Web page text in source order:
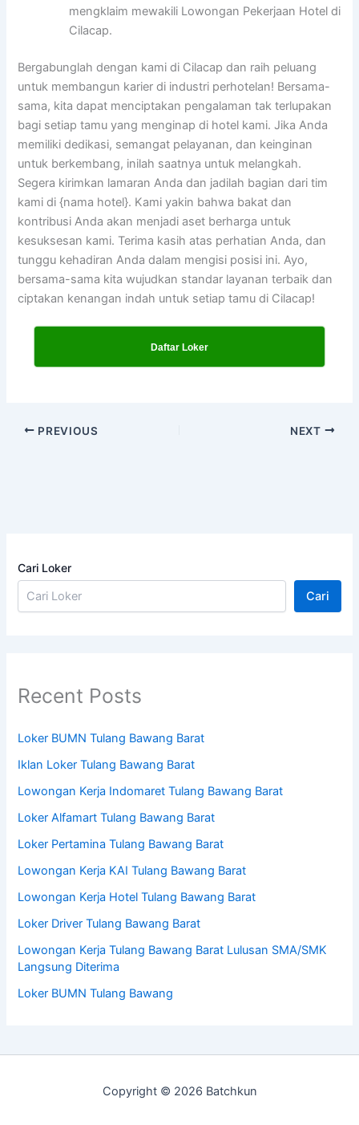
mengklaim mewakili Lowongan Pekerjaan Hotel di
Cilacap.
Bergabunglah dengan kami di Cilacap dan raih peluang
untuk membangun karier di industri perhotelan! Bersama-
sama, kita dapat menciptakan pengalaman tak terlupakan
bagi setiap tamu yang menginap di hotel kami. Jika Anda
memiliki dedikasi, semangat pelayanan, dan keinginan
untuk berkembang, inilah saatnya untuk melangkah.
Segera kirimkan lamaran Anda dan jadilah bagian dari tim
kami di {nama hotel}. Kami yakin bahwa bakat dan
kontribusi Anda akan menjadi aset berharga untuk
kesuksesan kami. Terima kasih atas perhatian Anda, dan
tunggu kehadiran Anda dalam mengisi posisi ini. Ayo,
bersama-sama kita wujudkan standar layanan terbaik dan
ciptakan kenangan indah untuk setiap tamu di Cilacap!
Daftar Loker
PREVIOUS NEXT
Cari Loker
Cari
Recent Posts
Loker BUMN Tulang Bawang Barat
Iklan Loker Tulang Bawang Barat
Lowongan Kerja Indomaret Tulang Bawang Barat
Loker Alfamart Tulang Bawang Barat
Loker Pertamina Tulang Bawang Barat
Lowongan Kerja KAI Tulang Bawang Barat
Lowongan Kerja Hotel Tulang Bawang Barat
Loker Driver Tulang Bawang Barat
Lowongan Kerja Tulang Bawang Barat Lulusan SMA/SMK
Langsung Diterima
Loker BUMN Tulang Bawang
Copyright © 2026 Batchkun